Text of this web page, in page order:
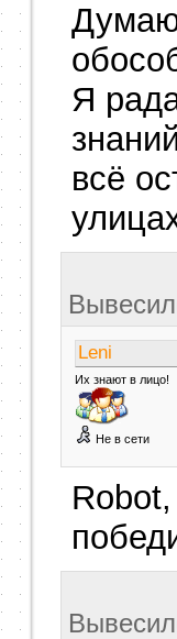
Я
всё
Leni
Их знают в лицо!
Не в сети